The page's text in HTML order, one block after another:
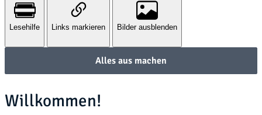
Lesehilfe Links markieren Bilder ausblenden
Alles aus machen
Willkommen!